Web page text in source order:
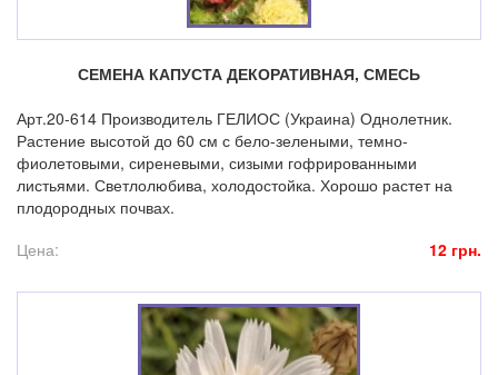
СЕМЕНА КАПУСТА ДЕКОРАТИВНАЯ, СМЕСЬ
Арт.20-614 Производитель ГЕЛИОС (Украина) Однолетник.
Растение высотой до 60 см с бело-зелеными, темно-
фиолетовыми, сиреневыми, сизыми гофрированными
листьями. Светлолюбива, холодостойка. Хорошо растет на
плодородных почвах.
Цена:
12 грн.